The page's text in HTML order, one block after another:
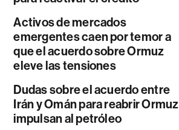
Activos de mercados
emergentes caen por temor a
que el acuerdo sobre Ormuz
eleve las tensiones
Dudas sobre el acuerdo entre
Irán y Omán para reabrir Ormuz
impulsan al petróleo